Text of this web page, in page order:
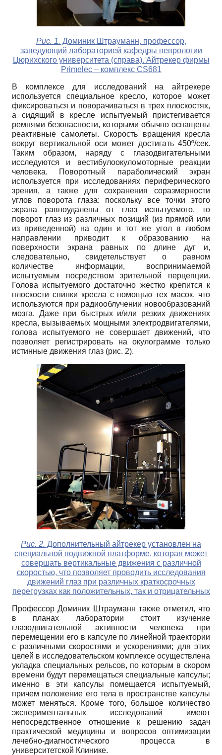
Рис. 1. Доминик Штрауманн, профессор,
заведующий лабораторией кафедры неврологии
Цюрихского университета (справа). Айтрекер фирмы
Primelec – комплекс CS681
В комплексе для исследований на айтрекере
используется специальное кресло, которое может
фиксироваться и поворачиваться в трех плоскостях,
а сидящий в кресле испытуемый пристегивается
ремнями безопасности, которыми обычно оснащены
реактивные самолеты. Скорость вращения кресла
вокруг вертикальной оси может достигать 450º/сек.
Таким образом, наряду с глазодвигательными
исследуются и вестибулоокуломоторные реакции
человека. Поворотный параболический экран
используется при исследованиях периферического
зрения, а также для сохранения соразмерности
углов поворота глаза: поскольку все точки этого
экрана равноудалены от глаз испытуемого, то
поворот глаз из различных позиций (из прямой или
из приведенной) на один и тот же угол в любом
направлении приводит к образованию на
поверхности экрана равных по длине дуг и,
следовательно, свидетельствует о равном
количестве информации, воспринимаемой
испытуемым посредством зрительной перцепции.
Голова испытуемого достаточно жестко крепится к
плоскости спинки кресла с помощью тех масок, что
используются при радиооблучении новообразований
мозга. Даже при быстрых и/или резких движениях
кресла, вызываемых мощными электродвигателями,
голова испытуемого не совершает движений, что
позволяет регистрировать на окулограмме только
истинные движения глаз (рис. 2).
Рис. 2. Дополнительный айтрекер установлен на
специальной подвижной платформе, которая может
совершать вертикальные движения с различной
скоростью, что позволяет проводить исследования
движений глаз при различных краткосрочных
перегрузках как положительных, так и отрицательных
Профессор Доминик Штрауманн также отметил, что
в планах лаборатории стоит изучение
глазодвигательной активности человека при
перемещении его в капсуле по линейной траектории
с различными скоростями и ускорениями; для этих
целей в исследовательском комплексе осуществлена
укладка специальных рельсов, по которым в скором
времени будут перемещаться специальные капсулы;
именно в эти капсулы помещается испытуемый,
причем положение его тела в пространстве капсулы
может меняться. Кроме того, большое количество
экспериментальных исследований имеют
непосредственное отношение к решению задач
практической медицины и вопросов оптимизации
лечебно-диагностического процесса в
университетской Клинике.